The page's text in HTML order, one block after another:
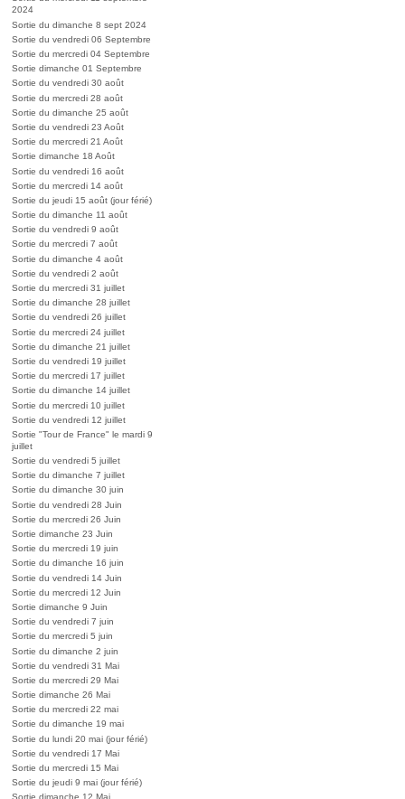
2024
Sortie du dimanche 8 sept 2024
Sortie du vendredi 06 Septembre
Sortie du mercredi 04 Septembre
Sortie dimanche 01 Septembre
Sortie du vendredi 30 août
Sortie du mercredi 28 août
Sortie du dimanche 25 août
Sortie du vendredi 23 Août
Sortie du mercredi 21 Août
Sortie dimanche 18 Août
Sortie du vendredi 16 août
Sortie du mercredi 14 août
Sortie du jeudi 15 août (jour férié)
Sortie du dimanche 11 août
Sortie du vendredi 9 août
Sortie du mercredi 7 août
Sortie du dimanche 4 août
Sortie du vendredi 2 août
Sortie du mercredi 31 juillet
Sortie du dimanche 28 juillet
Sortie du vendredi 26 juillet
Sortie du mercredi 24 juillet
Sortie du dimanche 21 juillet
Sortie du vendredi 19 juillet
Sortie du mercredi 17 juillet
Sortie du dimanche 14 juillet
Sortie du mercredi 10 juillet
Sortie du vendredi 12 juillet
Sortie "Tour de France" le mardi 9
juillet
Sortie du vendredi 5 juillet
Sortie du dimanche 7 juillet
Sortie du dimanche 30 juin
Sortie du vendredi 28 Juin
Sortie du mercredi 26 Juin
Sortie dimanche 23 Juin
Sortie du mercredi 19 juin
Sortie du dimanche 16 juin
Sortie du vendredi 14 Juin
Sortie du mercredi 12 Juin
Sortie dimanche 9 Juin
Sortie du vendredi 7 juin
Sortie du mercredi 5 juin
Sortie du dimanche 2 juin
Sortie du vendredi 31 Mai
Sortie du mercredi 29 Mai
Sortie dimanche 26 Mai
Sortie du mercredi 22 mai
Sortie du dimanche 19 mai
Sortie du lundi 20 mai (jour férié)
Sortie du vendredi 17 Mai
Sortie du mercredi 15 Mai
Sortie du jeudi 9 mai (jour férié)